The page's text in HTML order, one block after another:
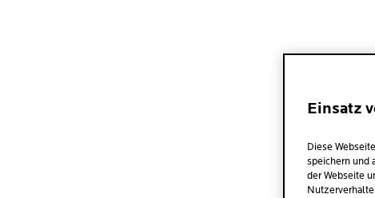
Einsatz
Diese
speichern und
der Webseite